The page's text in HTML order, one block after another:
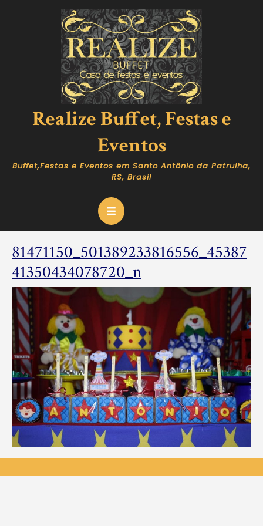
Realize Buffet, Festas e
Eventos
Buffet,Festas e Eventos em Santo Antônio da Patrulha,
RS, Brasil
Open
Button
81471150_501389233816556_45387
41350434078720_n